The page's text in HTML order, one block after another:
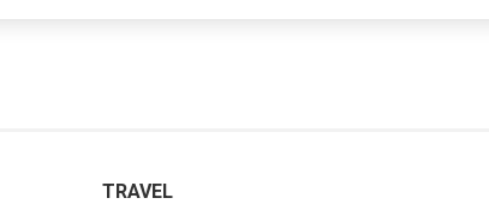
TRAVEL